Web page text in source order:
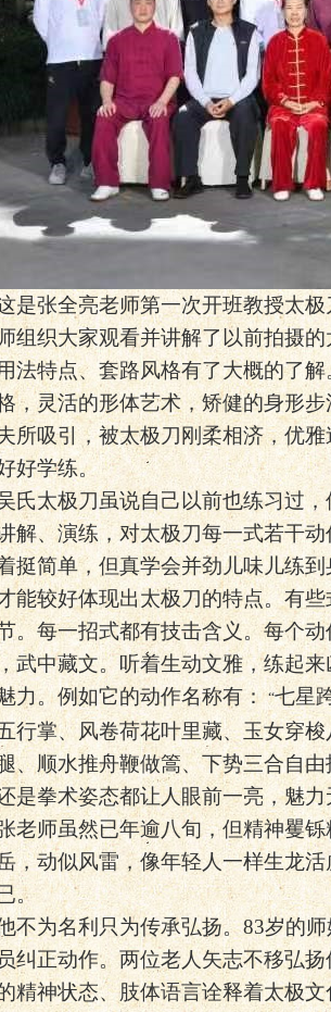
是张全亮老师第一次开班教授太
组织大家观看并讲解了以前拍摄
法特点、套路风格有了大概的了
，灵活的形体艺术，矫健的身形
所吸引，被太极刀刚柔相济，优
好学练。
氏太极刀虽说自己以前也练习过
解、演练，对太极刀每一式若干
挺简单，但真学会并劲儿味儿练
能较好体现出太极刀的特点。有
。每一招式都有技击含义。每个
武中藏文。听着生动文雅，练起
力。例如它的动作名称有：“七星
行掌、风卷荷花叶里藏、玉女穿
、顺水推舟鞭做篙、下势三合自
是拳术姿态都让人眼前一亮，魅
老师虽然已年逾八旬，但精神矍
，动似风雷，像年轻人一样生龙
。
不为名利只为传承弘扬。83岁的
纠正动作。两位老人矢志不移弘
精神状态、肢体语言诠释着太极